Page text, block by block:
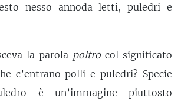
nesso annoda letti, puledri e
la parola poltro col significato
c’entrano polli e puledri? Specie
è un’immagine piuttosto